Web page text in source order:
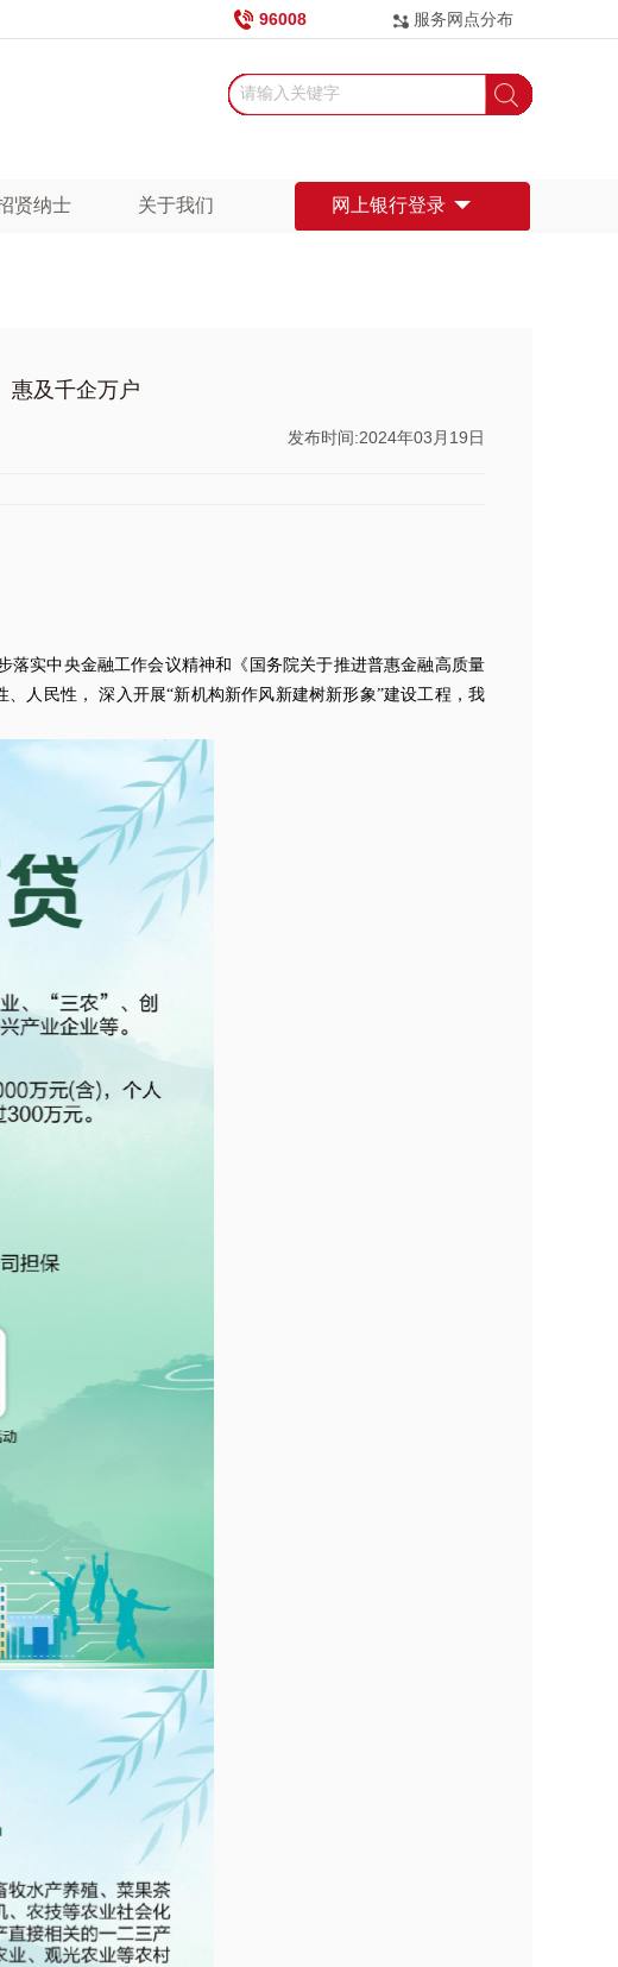
96008 服务网点分布
贤纳士 关于我们 网上银行登录
惠及千企万户
发布时间:2024年03月19日
实中央金融工作会议精神和《国务院关于推进普惠金融高质量
人民性， 深入开展“新机构新作风新建树新形象”建设工程，我